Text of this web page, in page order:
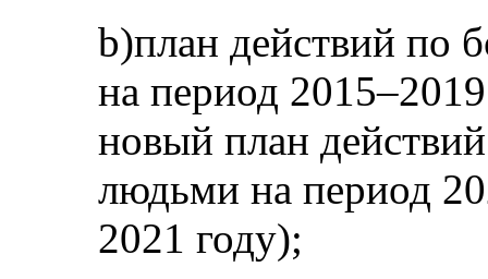
b)план действий по
на период
новый план
людьми на период
2021 году);